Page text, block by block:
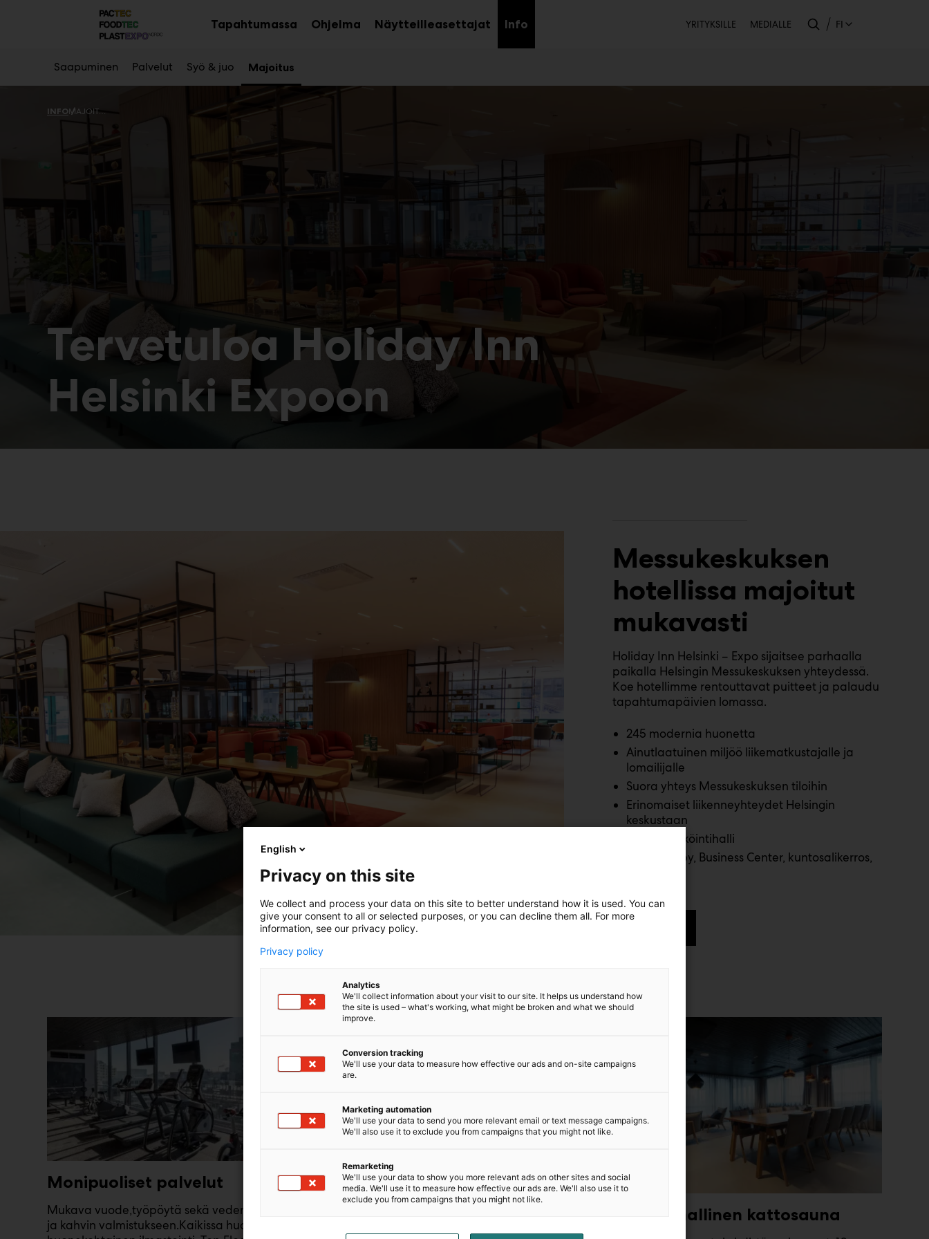
Main
TapahtumassaAvaaOhjelma Näytteilleasettajat InfoAvaa
alavalikko
Saapuminen Palvelut Syö & juo Majoitus
Toissijainen
YRITYKSILLE MEDIALLE FI
INFO MAJOITUS
Tervetuloa Holiday Inn
Helsinki Expoon
Messukeskuksen
hotellissa majoitut
mukavasti
Holiday Inn Helsinki – Expo sijaitsee parhaalla
paikalla Helsingin Messukeskuksen yhteydessä.
Koe hotellimme rentouttavat puitteet ja palaudu
tapahtumapäivien lomassa.
245 modernia huonetta
Ainutlaatuinen miljöö liikematkustajalle ja
lomailijalle
Suora yhteys Messukeskuksen tiloihin
Erinomaiset liikenneyhteydet Helsingin
keskustaan
Oma pysäköintihalli
Open Lobby, Business Center, kuntosalikerros,
Monipuoliset palvelut
Mukava vuode,työpöytä sekä vedenkeitin teen-
ja kahvin valmistukseen.Kaikissa huoneissa on
Tunnelmallinen kattosauna
English
Privacy on this site
We collect and process your data on this site to better understand how it is used. You can
give your consent to all or selected purposes, or you can decline them all. For more
information, see our privacy policy.
Privacy policy
Analytics
We'll collect information about your visit to our site. It helps us understand how
the site is used – what's working, what might be broken and what we should
improve.
Conversion tracking
We'll use your data to measure how effective our ads and on-site campaigns
are.
Marketing automation
We'll use your data to send you more relevant email or text message campaigns.
We'll also use it to exclude you from campaigns that you might not like.
Remarketing
We'll use your data to show you more relevant ads on other sites and social
media. We'll use it to measure how effective our ads are. We'll also use it to
exclude you from campaigns that you might not like.